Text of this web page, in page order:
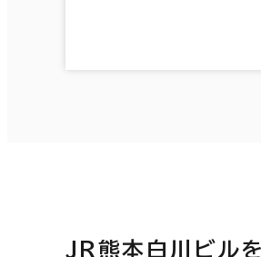
ＪＲ熊本白川ビル